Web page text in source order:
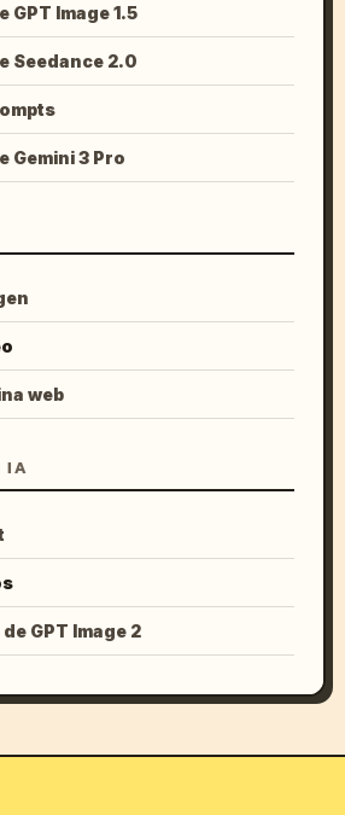
Image 1.5
Seedance 2.0
Gemini 3 Pro
web
IA
GPT Image 2